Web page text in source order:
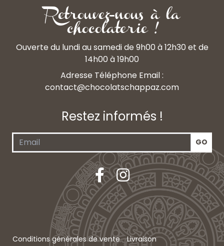
Retrouvez-nous à la
chocolaterie !
Ouverte du lundi au samedi de 9h00 à 12h30 et de
14h00 à 19h00
Adresse Téléphone Email :
contact@chocolatschappaz.com
Restez informés !
Conditions générales de vente Livraison